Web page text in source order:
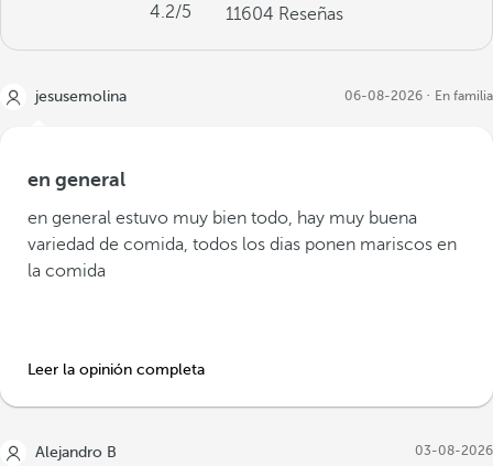
4.2/5 11604 Reseñas
jesusemolina 06-08-2026 En familia
en general
en general estuvo muy bien todo, hay muy buena
variedad de comida, todos los dias ponen mariscos en
la comida
Leer la opinión completa
Alejandro B 03-08-2026